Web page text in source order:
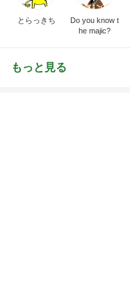
とらっきち
Do you know t
he majic?
もっと見る